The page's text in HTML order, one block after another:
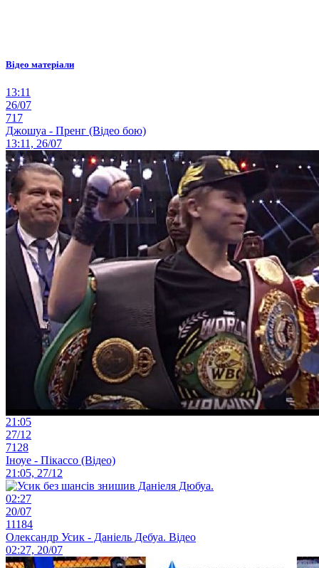
Відео матеріали
13:11
26/07
717
Джошуа - Пренг (Відео бою)
13:11, 26/07
21:05
27/12
7128
Іноуе - Пікассо (Відео)
21:05, 27/12
02:27
20/07
11184
Олександр Усик - Даніель Дебуа. Відео
02:27, 20/07